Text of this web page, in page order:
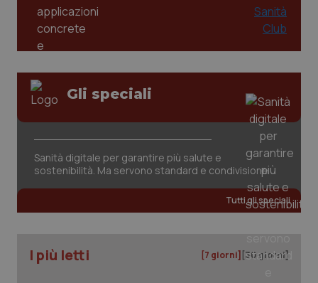
Gli speciali
Sanità digitale per garantire più salute e
sostenibilità. Ma servono standard e condivisione
Tutti gli speciali
I più letti [7 giorni] [30 giorni]
tracking-sites-ironfish-
www.quotidianosanita.it
2
www.quotidianosanita.it
_ga
Google LLC
1